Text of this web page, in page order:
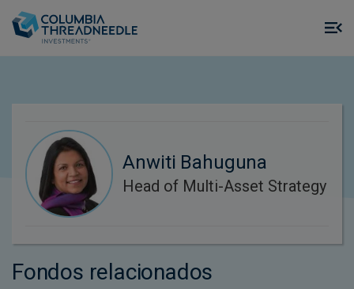
Anwiti Bahuguna
Head of Multi-Asset Strategy
Fondos relacionados